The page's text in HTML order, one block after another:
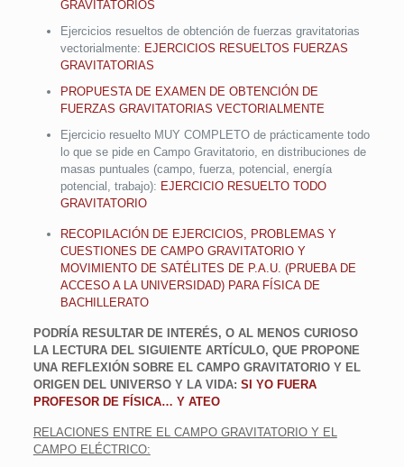
GRAVITATORIOS
Ejercicios resueltos de obtención de fuerzas gravitatorias
vectorialmente: EJERCICIOS RESUELTOS FUERZAS
GRAVITATORIAS
PROPUESTA DE EXAMEN DE OBTENCIÓN DE
FUERZAS GRAVITATORIAS VECTORIALMENTE
Ejercicio resuelto MUY COMPLETO de prácticamente todo
lo que se pide en Campo Gravitatorio, en distribuciones de
masas puntuales (campo, fuerza, potencial, energía
potencial, trabajo): EJERCICIO RESUELTO TODO
GRAVITATORIO
RECOPILACIÓN DE EJERCICIOS, PROBLEMAS Y
CUESTIONES DE CAMPO GRAVITATORIO Y
MOVIMIENTO DE SATÉLITES DE P.A.U. (PRUEBA DE
ACCESO A LA UNIVERSIDAD) PARA FÍSICA DE
BACHILLERATO
PODRÍA RESULTAR DE INTERÉS, O AL MENOS CURIOSO
LA LECTURA DEL SIGUIENTE ARTÍCULO, QUE PROPONE
UNA REFLEXIÓN SOBRE EL CAMPO GRAVITATORIO Y EL
ORIGEN DEL UNIVERSO Y LA VIDA: SI YO FUERA
PROFESOR DE FÍSICA… Y ATEO
RELACIONES ENTRE EL CAMPO GRAVITATORIO Y EL
CAMPO ELÉCTRICO: